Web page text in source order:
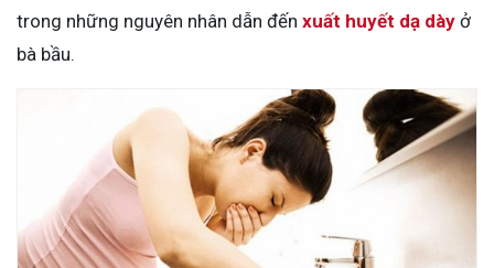
trong những nguyên nhân dẫn đến xuất huyết dạ dày ở
bà bầu.